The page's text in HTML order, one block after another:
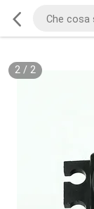
2/ 2